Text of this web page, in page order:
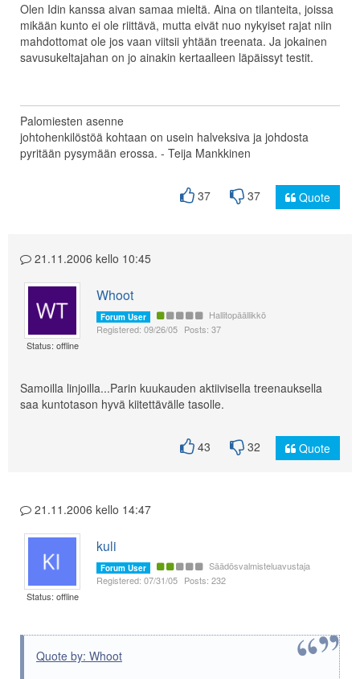
Olen Idin kanssa aivan samaa mieltä. Aina on tilanteita, joissa
mikään kunto ei ole riittävä, mutta eivät nuo nykyiset rajat niin
mahdottomat ole jos vaan viitsii yhtään treenata. Ja jokainen
savusukeltajahan on jo ainakin kertaalleen läpäissyt testit.
Palomiesten asenne
johtohenkilöstöä kohtaan on usein halveksiva ja johdosta
pyritään pysymään erossa. - Teija Mankkinen
37 37 Quote
21.11.2006 kello 10:45
Status: offline
Whoot
Forum User
Hallitopäällikkö
Registered: 09/26/05 Posts: 37
Samoilla linjoilla...Parin kuukauden aktiivisella treenauksella
saa kuntotason hyvä kiitettävälle tasolle.
43 32 Quote
21.11.2006 kello 14:47
Status: offline
kuli
Forum User
Säädösvalmisteluavustaja
Registered: 07/31/05 Posts: 232
Quote by: Whoot